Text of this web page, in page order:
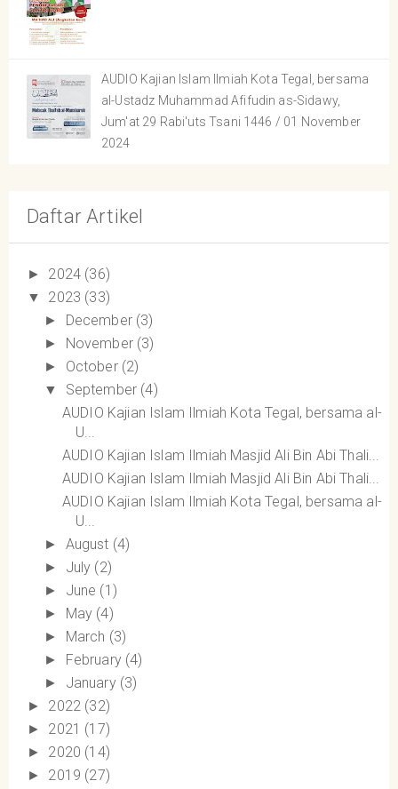
AUDIO Kajian Islam Ilmiah Kota Tegal, bersama
al-Ustadz Muhammad Afifudin as-Sidawy,
Jum'at 29 Rabi'uts Tsani 1446 / 01 November
2024
Daftar Artikel
► 2024 (36)
▼ 2023 (33)
► December (3)
► November (3)
► October (2)
▼ September (4)
AUDIO Kajian Islam Ilmiah Kota Tegal, bersama al-
U...
AUDIO Kajian Islam Ilmiah Masjid Ali Bin Abi Thali...
AUDIO Kajian Islam Ilmiah Masjid Ali Bin Abi Thali...
AUDIO Kajian Islam Ilmiah Kota Tegal, bersama al-
U...
► August (4)
► July (2)
► June (1)
► May (4)
► March (3)
► February (4)
► January (3)
► 2022 (32)
► 2021 (17)
► 2020 (14)
► 2019 (27)